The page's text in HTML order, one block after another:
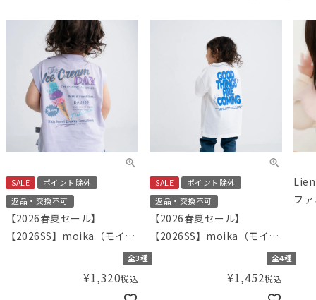
SALE
ポイント除外
返品・交換不可
【2026春夏セール】
【2026SS】moika（モイ
カ）プリントタンクトップ全3種
¥1,320税込
SALE
ポイント除外
返品・交換不可
【2026春夏セール】
【2026SS】moika（モイ
カ） オーバーサイズT
全4種
¥1,452税込
フ